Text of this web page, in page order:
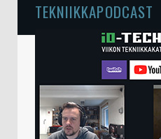
TEKNIIKKAPODCAST